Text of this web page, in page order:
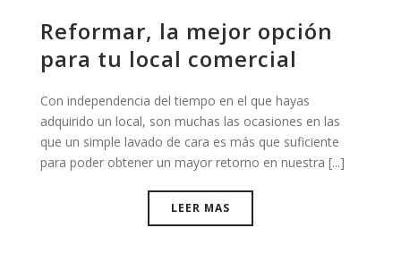
Reformar, la mejor opción
para tu local comercial
Con independencia del tiempo en el que hayas
adquirido un local, son muchas las ocasiones en las
que un simple lavado de cara es más que suficiente
para poder obtener un mayor retorno en nuestra [...]
LEER MAS